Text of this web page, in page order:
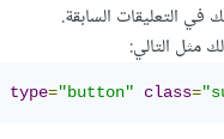
في التعليقات السابقة.
type="button" class=